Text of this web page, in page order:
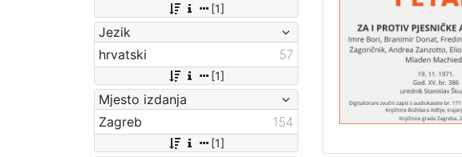
[1]
Jezik
hrvatski
57
[1]
Mjesto izdanja
Zagreb
154
[1]